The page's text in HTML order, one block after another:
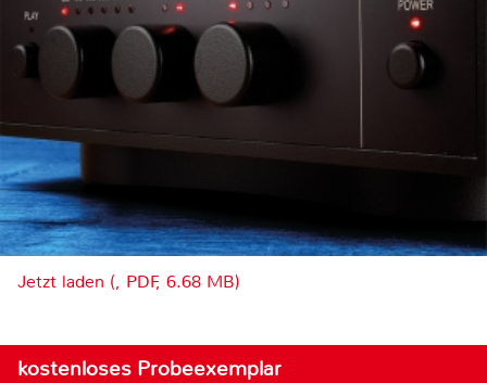
Jetzt laden (, PDF, 6.68 MB)
kostenloses Probeexemplar